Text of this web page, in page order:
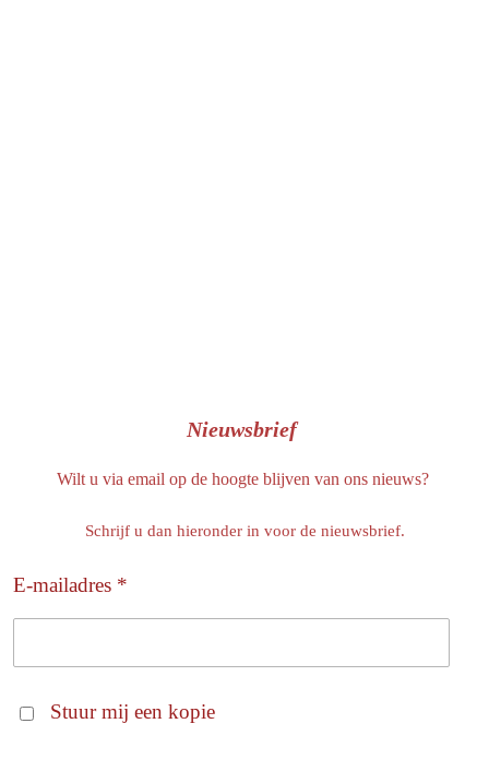
Nieuwsbrief
Wilt u via email op de hoogte blijven van ons nieuws?
Schrijf u dan hieronder in voor de nieuwsbrief.
E-mailadres *
Stuur mij een kopie